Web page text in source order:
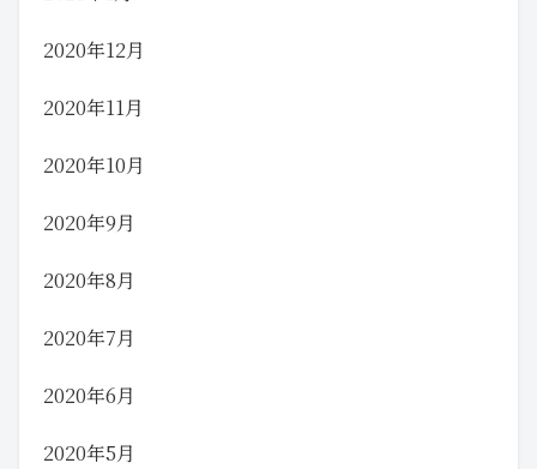
2020年12月
2020年11月
2020年10月
2020年9月
2020年8月
2020年7月
2020年6月
2020年5月